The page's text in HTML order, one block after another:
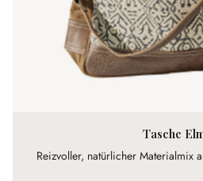
Tasche
Reizvoller, natürlicher Materialmix